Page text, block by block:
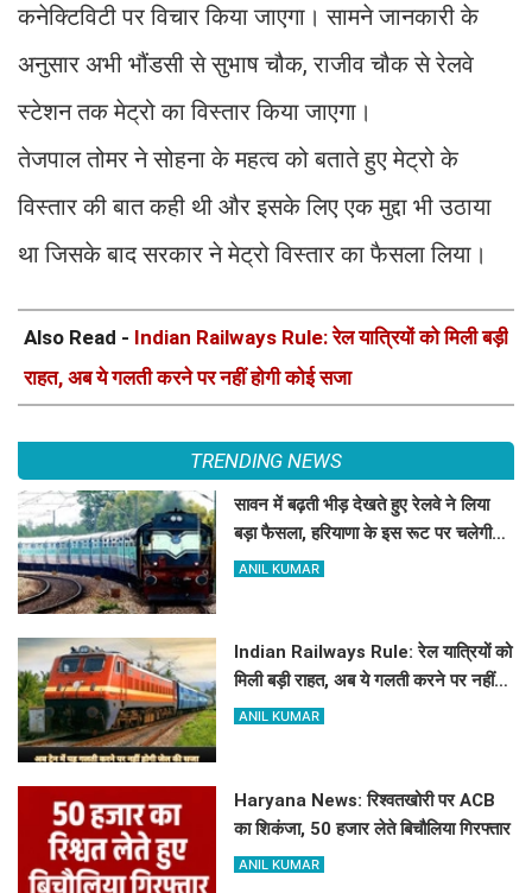
कनेक्टिविटी पर विचार किया जाएगा। सामने जानकारी के
अनुसार अभी भौंडसी से सुभाष चौक, राजीव चौक से रेलवे
स्टेशन तक मेट्रो का विस्तार किया जाएगा।
तेजपाल तोमर ने सोहना के महत्व को बताते हुए मेट्रो के
विस्तार की बात कही थी और इसके लिए एक मुद्दा भी उठाया
था जिसके बाद सरकार ने मेट्रो विस्तार का फैसला लिया।
Also Read - Indian Railways Rule: रेल यात्रियों को मिली बड़ी
राहत, अब ये गलती करने पर नहीं होगी कोई सजा
TRENDING NEWS
सावन में बढ़ती भीड़ देखते हुए रेलवे ने लिया
बड़ा फैसला, हरियाणा के इस रूट पर चलेगी
स्पेशल ट्रेन, देखें टाइमिंग
ANIL KUMAR
Indian Railways Rule: रेल यात्रियों को
मिली बड़ी राहत, अब ये गलती करने पर नहीं
होगी कोई सजा
ANIL KUMAR
Haryana News: रिश्वतखोरी पर ACB
का शिकंजा, 50 हजार लेते बिचौलिया गिरफ्तार
ANIL KUMAR